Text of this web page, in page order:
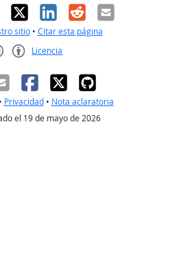
X LinkedIn
RedditCorreo
sitio• Citar esta página
Licencia
Privacidad• Nota aclaratoria
el 19 de mayo de 2026